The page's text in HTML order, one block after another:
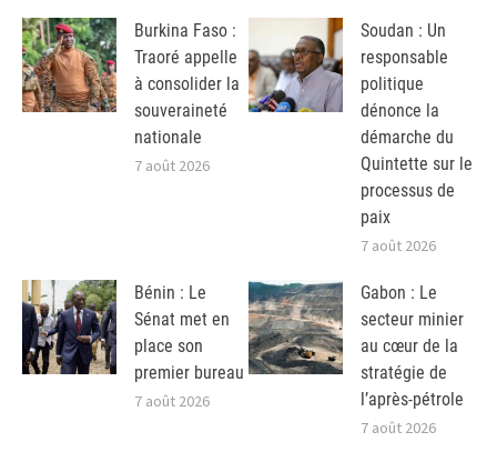
Burkina Faso :
Traoré appelle
à consolider la
souveraineté
nationale
7 août 2026
Soudan : Un
responsable
politique
dénonce la
démarche du
Quintette sur le
processus de
paix
7 août 2026
Bénin : Le
Sénat met en
place son
premier bureau
7 août 2026
Gabon : Le
secteur minier
au cœur de la
stratégie de
l’après-pétrole
7 août 2026